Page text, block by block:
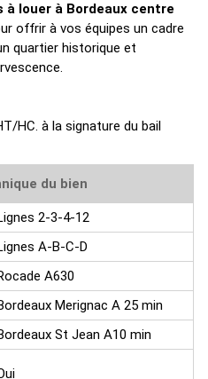
à louer à Bordeaux centre
offrir à vos équipes un cadre
quartier historique et
HC. à la signature du bail
du bien
2-3-4-12
A-B-C-D
A630
Merignac A 25 min
St Jean A10 min